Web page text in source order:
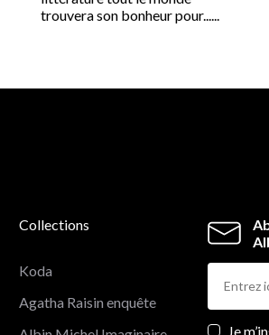
trouvera son bonheur pour......
Je
Collections
Koda
Agatha Raisin enquête